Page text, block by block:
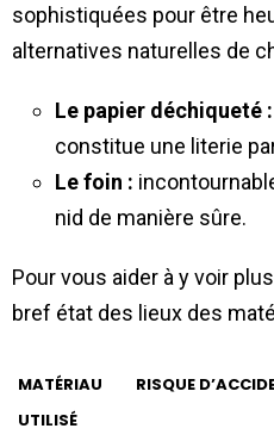
sophistiquées pour être
alternatives naturelles de
Le papier déchiqueté :
constitue une literie
Le foin :
nid de manière sûre.
Pour vous aider à y voir
bref état des lieux des
MATÉRIAU
UTILISÉ
RISQUE